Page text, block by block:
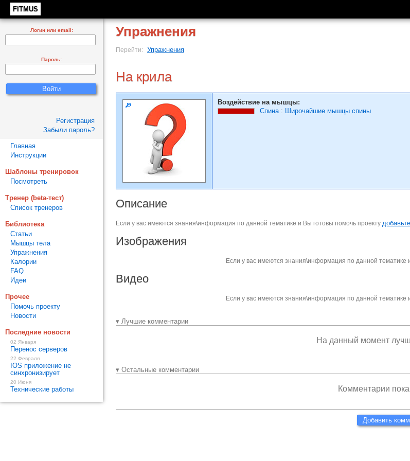
FITMUS
Упражнения
Перейти: Упражнения
На крила
Воздействие на мышцы:
Спина: Широчайшие мышцы спины
Описание
Если у вас имеются знания\информация по данной тематике и Вы готовы помочь проекту
Изображения
Если у вас имеются знания\информация по данной тематике
Видео
Если у вас имеются знания\информация по данной тематике
▾ Лучшие комментарии
На данный момент
▾ Остальные комментарии
Комментарии пока
Добавить
Логин или email:
Пароль:
Регистрация
Забыли пароль?
Главная
Инструкции
Шаблоны тренировок
Посмотреть
Тренер (beta-тест)
Список тренеров
Библиотека
Статьи
Мышцы тела
Упражнения
Калории
FAQ
Идеи
Прочее
Помочь проекту
Новости
Последние новости
02 Января
Перенос серверов
22 Февраля
IOS приложение не
синхронизирует
20 Июня
Технические работы